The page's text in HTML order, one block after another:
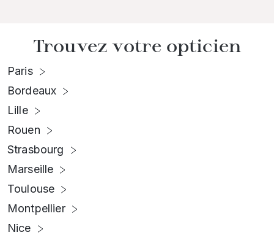
Trouvez votre opticien
Paris
Bordeaux
Lille
Rouen
Strasbourg
Marseille
Toulouse
Montpellier
Nice